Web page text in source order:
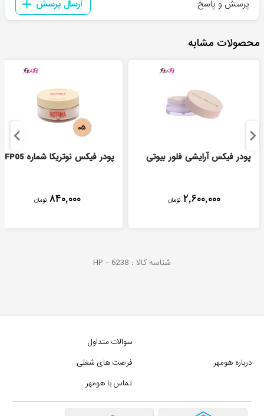
پرسش و پاسخ ارسال پرسش
محصولات مشابه
پودر فیکس آرایشی فلور بیوتی
۲,۶۰۰,۰۰۰ تومان
پودر فیکس نوتریکا شماره FP05
۸۴۰,۰۰۰ تومان
شناسه کالا : HP - 6238
درباره هومهر
سوالات متداول
فرصت های شغلی
تماس با هومهر